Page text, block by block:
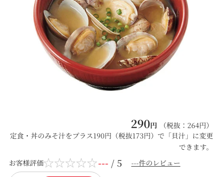
290円 （税抜： 264円）
定食・丼のみそ汁をプラス190円（税抜173円）で「貝汁」に変更
できます。
お客様評価
--- / 5 ---件のレビュー